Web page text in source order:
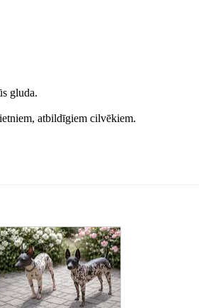
gluda.
atbildīgiem cilvēkiem.